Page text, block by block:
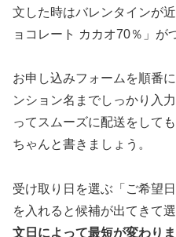
文した時はバレンタインが
ョコレート カカオ70％」が
お申し込みフォームを順番
ンション名までしっかり入
ってスムーズに配送をして
ちゃんと書きましょう。
受け取り日を選ぶ「ご希望
を入れると候補が出てきて
文日によって最短が変わりま